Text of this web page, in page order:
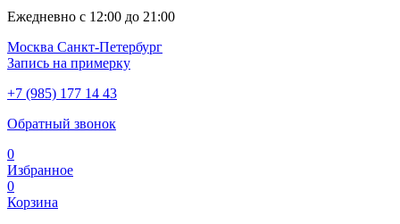
Ежедневно с 12:00 до 21:00
Москва Санкт-Петербург
Запись на примерку
+7 (985) 177 14 43
Обратный звонок
0
Избранное
0
Корзина